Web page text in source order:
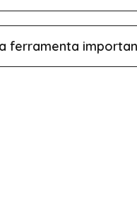
ferramenta